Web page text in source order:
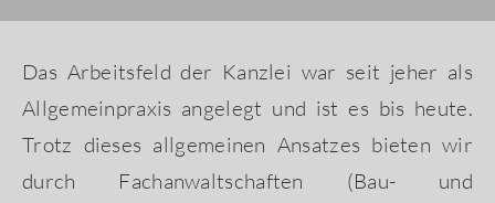
Das Arbeitsfeld der Kanzlei war seit jeher als
Allgemeinpraxis angelegt und ist es bis heute.
Trotz dieses allgemeinen Ansatzes bieten wir
durch Fachanwaltschaften (Bau- und